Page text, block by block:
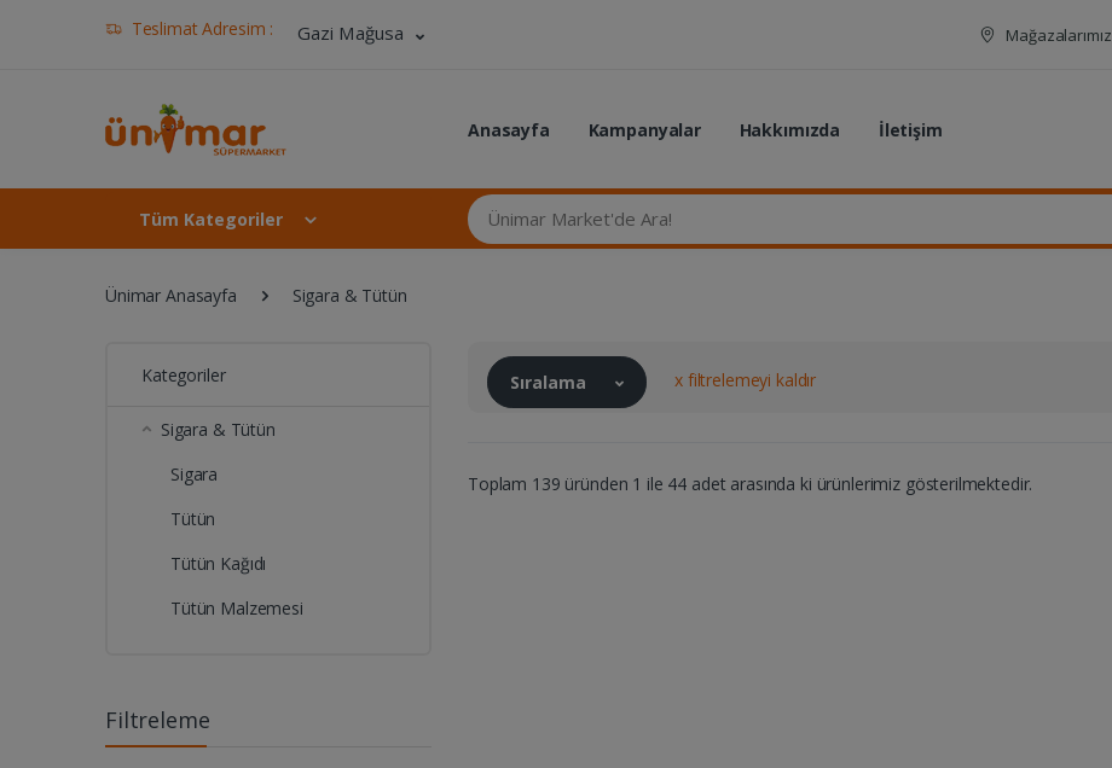
Teslimat Adresim : Gazi Mağusa Mağazalarımız
Anasayfa Kampanyalar Hakkımızda İletişim
Tüm Kategoriler
Ünimar Market'de Ara...
Ünimar Anasayfa Sigara & Tütün
Kategoriler
Sigara & Tütün
Sigara
Tütün
Tütün Kağıdı
Tütün Malzemesi
Filtreleme
Sıralama x filtrelemeyi kaldır
Toplam 139 üründen 1 ile 44 adet arasında ki ürünlerimiz gösterilmektedir.